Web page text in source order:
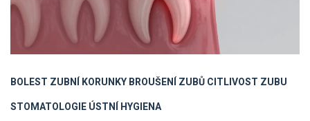
BOLEST ZUBNÍ KORUNKYBROUŠENÍ ZUBŮCITLIVOST ZUBU
STOMATOLOGIEÚSTNÍ HYGIENA